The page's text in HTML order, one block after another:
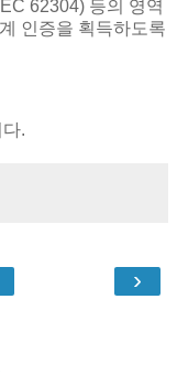
62304) 등의 영역
인증을 획득하도록
.
›